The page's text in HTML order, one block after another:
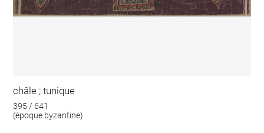
châle ; tunique
395 / 641
(époque byzantine)